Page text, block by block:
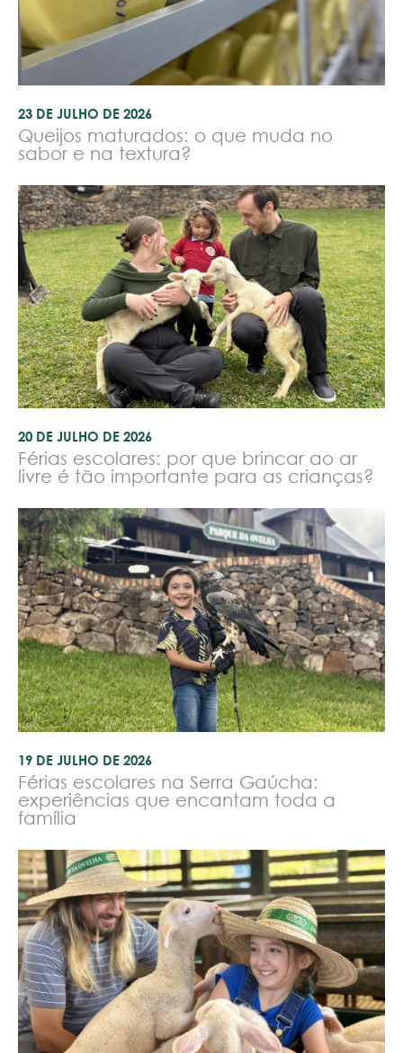
23 DE JULHO DE 2026
Queijos maturados: o que muda no
sabor e na textura?
20 DE JULHO DE 2026
Férias escolares: por que brincar ao ar
livre é tão importante para as crianças?
19 DE JULHO DE 2026
Férias escolares na Serra Gaúcha:
experiências que encantam toda a
família